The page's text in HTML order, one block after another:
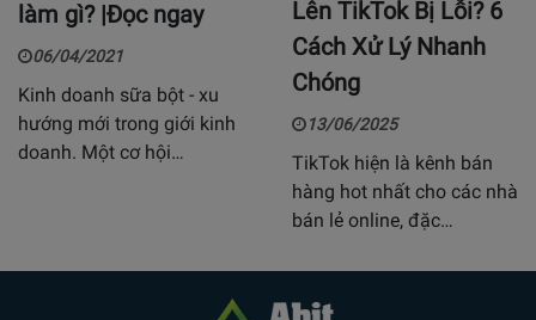
làm gì? |Đọc ngay
06/04/2021
Kinh doanh sữa bột - xu
hướng mới trong giới kinh
doanh. Một cơ hội…
Lên TikTok Bị Lỗi? 6
Cách Xử Lý Nhanh
Chóng
13/06/2025
TikTok hiện là kênh bán
hàng hot nhất cho các nhà
bán lẻ online, đặc…